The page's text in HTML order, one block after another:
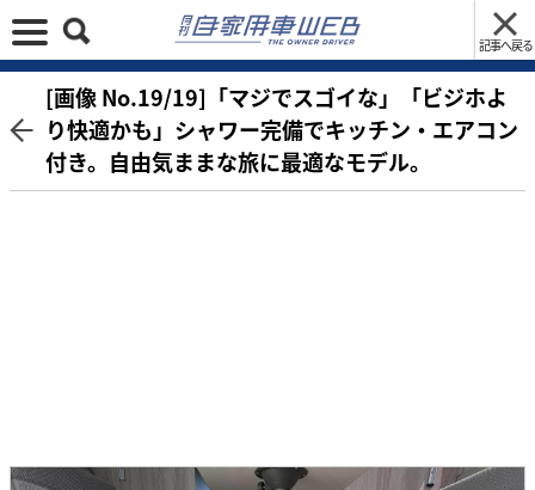
記事へ戻る
[画像 No.19/19]「マジでスゴイな」「ビジホよ
り快適かも」シャワー完備でキッチン・エアコン
付き。自由気ままな旅に最適なモデル。